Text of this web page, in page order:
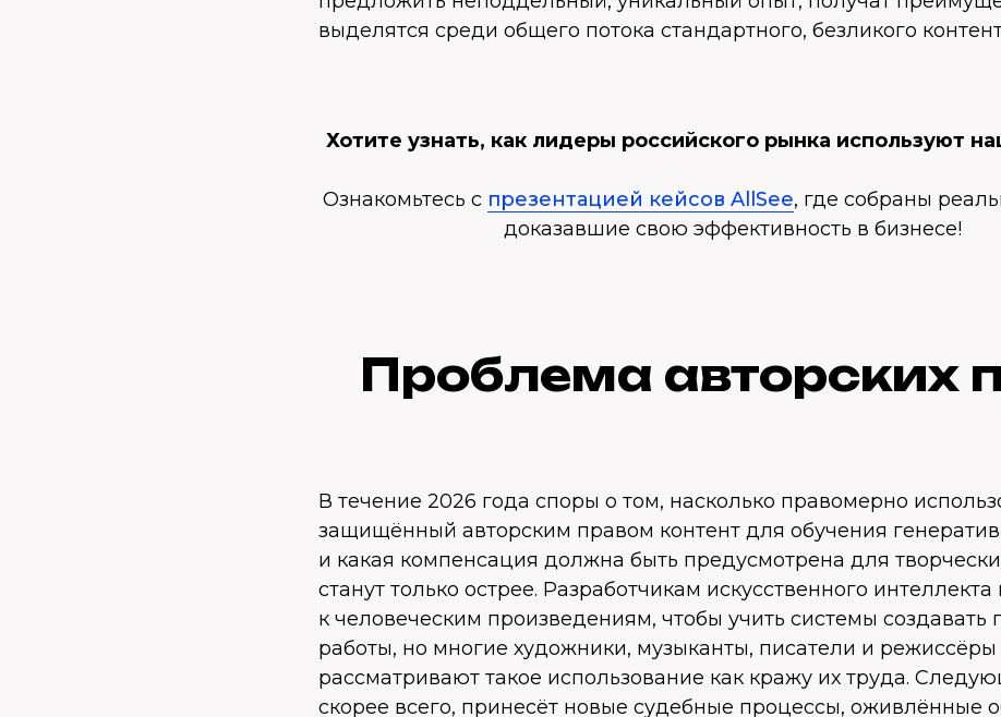
выделятся среди общего потока стандартного, безликого
Хотите узнать, как лидеры российского рынка используют
Ознакомьтесь с презентацией кейсов AllSee, где собраны
доказавшие свою эффективность в бизнесе!
Проблема авторских
В течение 2026 года споры о том, насколько правомерно
защищённый авторским правом контент для обучения
и какая компенсация должна быть предусмотрена для
станут только острее. Разработчикам искусственного
к человеческим произведениям, чтобы учить системы создавать
работы, но многие художники, музыканты, писатели и режиссёры
рассматривают такое использование как кражу их труда.
скорее всего, принесёт новые судебные процессы, оживлённые